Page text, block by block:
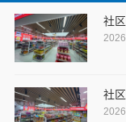
社
社